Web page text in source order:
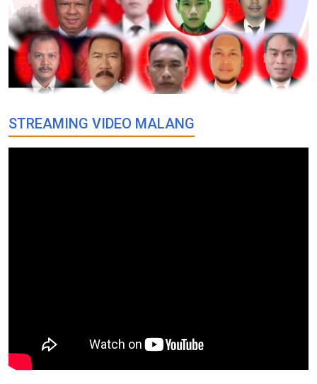
STREAMING VIDEO MALANG